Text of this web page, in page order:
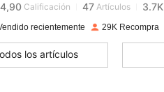
4,90 Calificación 47 Artículos 3.7K
4,90 47 3.7K
recientemente 29K Recompra
los artículos